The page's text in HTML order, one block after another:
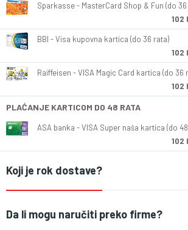
Sparkasse - MasterCard Shop & Fun (do
102
BBI - Visa kupovna kartica (do 36 rata)
102
Raiffeisen - VISA Magic Card kartica (do 36
102
PLAĆANJE KARTICOM DO 48 RATA
ASA banka - VISA Super naša kartica (do
102
Koji je rok dostave?
Da li mogu naručiti preko firme?